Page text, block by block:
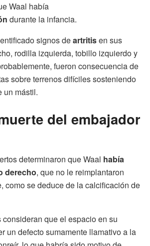
Waal había
durante la infancia.
signos deartritisen sus
rodilla izquierda, tobillo izquierdo y
fueron consecuencia de
sobre terrenos difíciles sosteniendo
un mástil.
del embajador
determinaron que Waal había
derecho, que no le reimplantaron
como se deduce de la calcificación de
que el espacio en su
un defecto sumamente llamativo a la